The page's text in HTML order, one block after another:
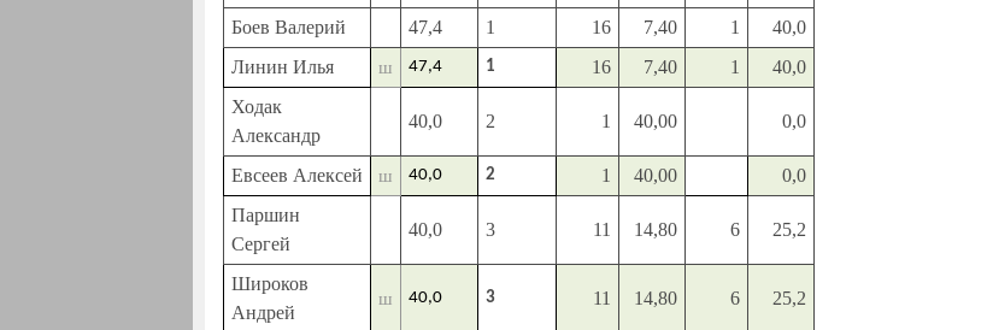
Боев Валерий
47,4 1 16 7,40 1
40,0
Линин Илья
ш 47,4 1 16 7,40 1
40,0
Ходак
Александр
40,0 2 1 40,00 0,0
Евсеев Алексей ш 40,0 2 1 40,00
0,0
Паршин
Сергей
40,0 3 11 14,80 6 25,2
Широков
Андрей
ш 40,0 3 11 14,80 6 25,2